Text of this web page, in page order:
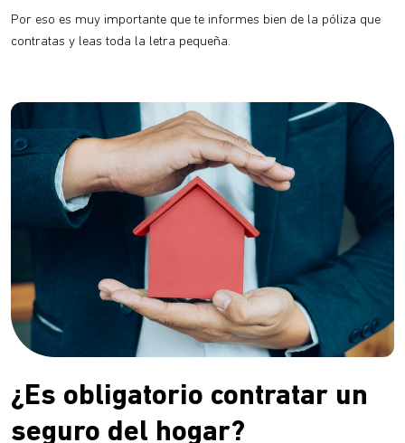
Por eso es muy importante que te informes bien de la póliza que
contratas y leas toda la letra pequeña.
¿Es obligatorio contratar un
seguro del hogar?